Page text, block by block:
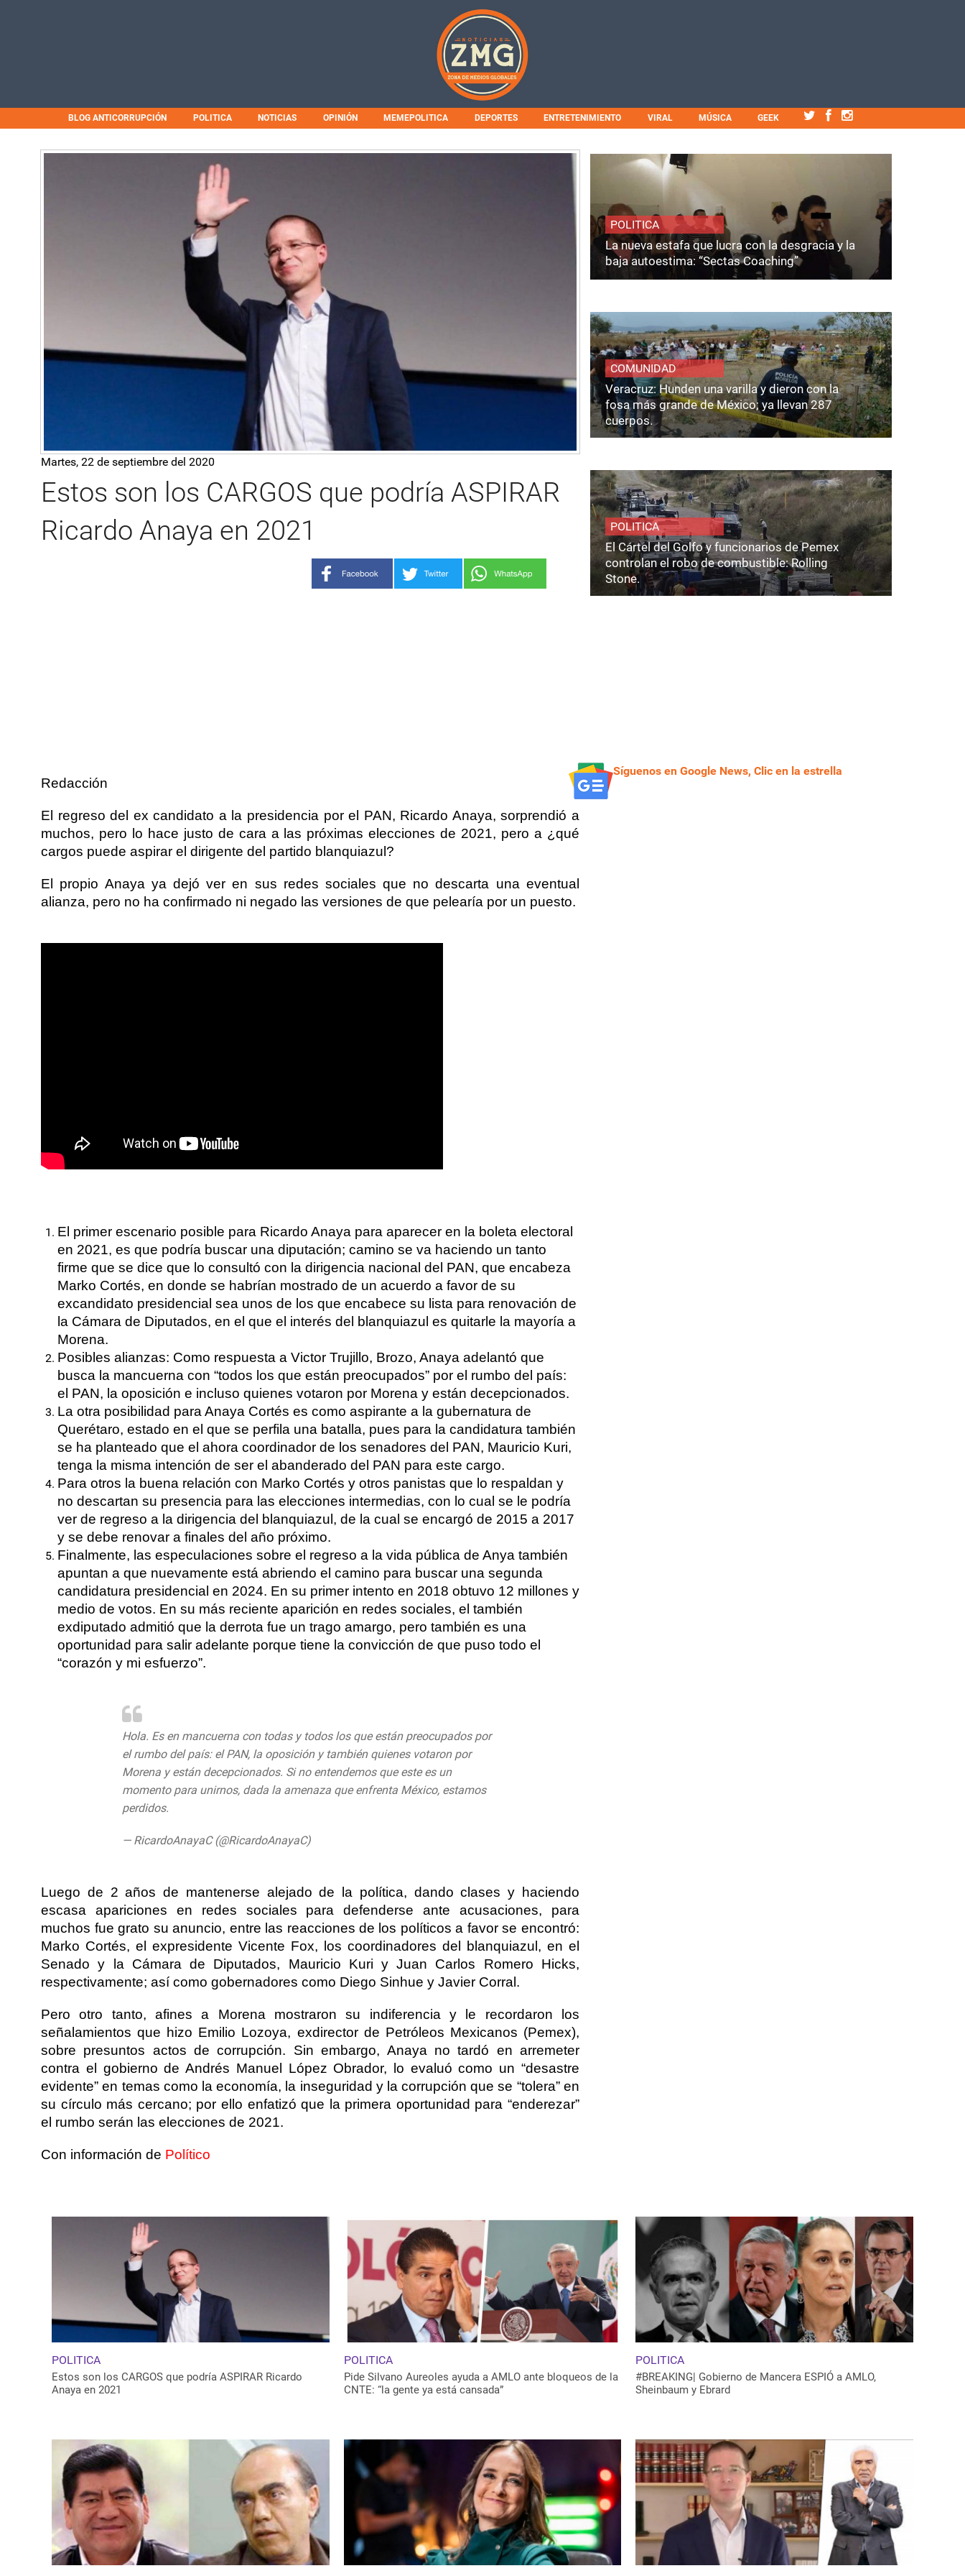
BLOG ANTICORRUPCIÓN POLITICA NOTICIAS OPINIÓN MEMEPOLITICA DEPORTES ENTRETENIMIENTO VIRAL MÚSICA GEEK
Martes, 22 de septiembre del 2020
Estos son los CARGOS que podría ASPIRAR
Ricardo Anaya en 2021
Redacción
El regreso del ex candidato a la presidencia por el PAN, Ricardo Anaya, sorprendió a
muchos, pero lo hace justo de cara a las próximas elecciones de 2021, pero a ¿qué
cargos puede aspirar el dirigente del partido blanquiazul?
El propio Anaya ya dejó ver en sus redes sociales que no descarta una eventual
alianza, pero no ha confirmado ni negado las versiones de que pelearía por un puesto.
El primer escenario posible para Ricardo Anaya para aparecer en la boleta electoral
en 2021, es que podría buscar una diputación; camino se va haciendo un tanto
firme que se dice que lo consultó con la dirigencia nacional del PAN, que encabeza
Marko Cortés, en donde se habrían mostrado de un acuerdo a favor de su
excandidato presidencial sea unos de los que encabece su lista para renovación de
la Cámara de Diputados, en el que el interés del blanquiazul es quitarle la mayoría a
Morena.
Posibles alianzas: Como respuesta a Victor Trujillo, Brozo, Anaya adelantó que
busca la mancuerna con “todos los que están preocupados” por el rumbo del país:
el PAN, la oposición e incluso quienes votaron por Morena y están decepcionados.
La otra posibilidad para Anaya Cortés es como aspirante a la gubernatura de
Querétaro, estado en el que se perfila una batalla, pues para la candidatura también
se ha planteado que el ahora coordinador de los senadores del PAN, Mauricio Kuri,
tenga la misma intención de ser el abanderado del PAN para este cargo.
Para otros la buena relación con Marko Cortés y otros panistas que lo respaldan y
no descartan su presencia para las elecciones intermedias, con lo cual se le podría
ver de regreso a la dirigencia del blanquiazul, de la cual se encargó de 2015 a 2017
y se debe renovar a finales del año próximo.
Finalmente, las especulaciones sobre el regreso a la vida pública de Anya también
apuntan a que nuevamente está abriendo el camino para buscar una segunda
candidatura presidencial en 2024. En su primer intento en 2018 obtuvo 12 millones y
medio de votos. En su más reciente aparición en redes sociales, el también
exdiputado admitió que la derrota fue un trago amargo, pero también es una
oportunidad para salir adelante porque tiene la convicción de que puso todo el
“corazón y mi esfuerzo”.
Hola. Es en mancuerna con todas y todos los que están preocupados por
el rumbo del país: el PAN, la oposición y también quienes votaron por
Morena y están decepcionados. Si no entendemos que este es un
momento para unirnos, dada la amenaza que enfrenta México, estamos
perdidos.
— RicardoAnayaC (@RicardoAnayaC)
Luego de 2 años de mantenerse alejado de la política, dando clases y haciendo
escasa apariciones en redes sociales para defenderse ante acusaciones, para
muchos fue grato su anuncio, entre las reacciones de los políticos a favor se encontró:
Marko Cortés, el expresidente Vicente Fox, los coordinadores del blanquiazul, en el
Senado y la Cámara de Diputados, Mauricio Kuri y Juan Carlos Romero Hicks,
respectivamente; así como gobernadores como Diego Sinhue y Javier Corral.
Pero otro tanto, afines a Morena mostraron su indiferencia y le recordaron los
señalamientos que hizo Emilio Lozoya, exdirector de Petróleos Mexicanos (Pemex),
sobre presuntos actos de corrupción. Sin embargo, Anaya no tardó en arremeter
contra el gobierno de Andrés Manuel López Obrador, lo evaluó como un “desastre
evidente” en temas como la economía, la inseguridad y la corrupción que se “tolera” en
su círculo más cercano; por ello enfatizó que la primera oportunidad para “enderezar”
el rumbo serán las elecciones de 2021.
Con información de Político
POLITICA
La nueva estafa que lucra con la desgracia y la
baja autoestima: “Sectas Coaching”
COMUNIDAD
Veracruz: Hunden una varilla y dieron con la
fosa más grande de México; ya llevan 287
cuerpos.
POLITICA
El Cártel del Golfo y funcionarios de Pemex
controlan el robo de combustible: Rolling
Stone.
Síguenos en Google News, Clic en la estrella
POLITICA
Estos son los CARGOS que podría ASPIRAR Ricardo
Anaya en 2021
POLITICA
Pide Silvano Aureoles ayuda a AMLO ante bloqueos de la
CNTE: “la gente ya está cansada”
POLITICA
#BREAKING| Gobierno de Mancera ESPIÓ a AMLO,
Sheinbaum y Ebrard